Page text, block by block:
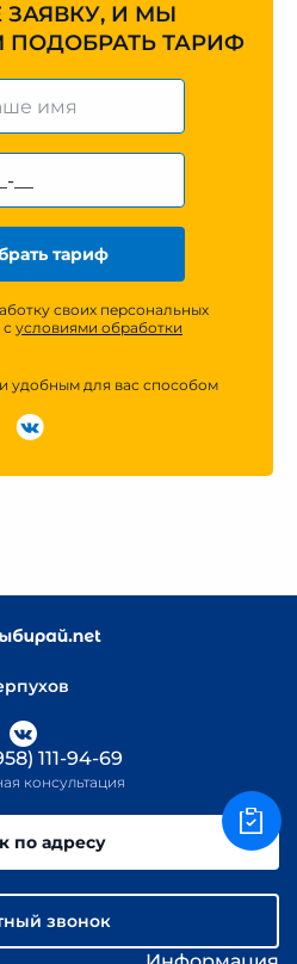
ЗАЯВКУ, И МЫ
ТАРИФ
тариф
своих персональных
условиями обработки
удобным для вас способом
111-94-69
консультация
по адресу
звонок